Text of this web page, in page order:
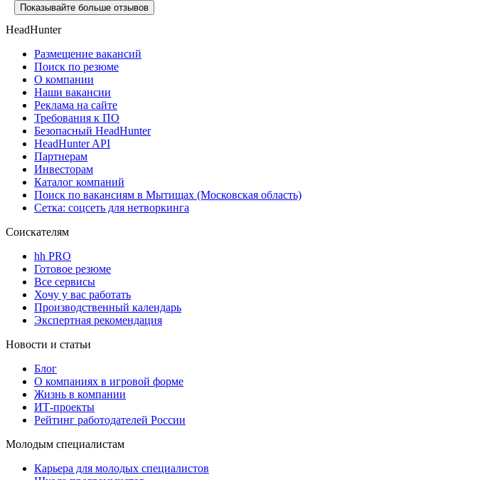
Показывайте больше отзывов
HeadHunter
Размещение вакансий
Поиск по резюме
О компании
Наши вакансии
Реклама на сайте
Требования к ПО
Безопасный HeadHunter
HeadHunter API
Партнерам
Инвесторам
Каталог компаний
Поиск по вакансиям в Мытищах (Московская область)
Сетка: соцсеть для нетворкинга
Соискателям
hh PRO
Готовое резюме
Все сервисы
Хочу у вас работать
Производственный календарь
Экспертная рекомендация
Новости и статьи
Блог
О компаниях в игровой форме
Жизнь в компании
ИТ-проекты
Рейтинг работодателей России
Молодым специалистам
Карьера для молодых специалистов